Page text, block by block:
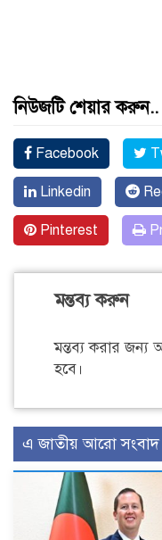
নিউজটি শেয়ার করুন..
Facebook
Linkedin
Pinterest
মন্তব্য করুন
মন্তব্য করার
হবে।
এ জাতীয় আরো সংবাদ